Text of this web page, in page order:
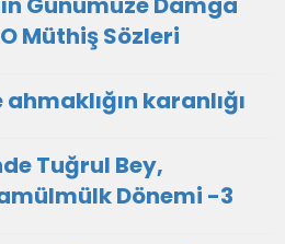
Müthiş Sözleri
ahmaklığın karanlığı
Tuğrul Bey,
Dönemi -3